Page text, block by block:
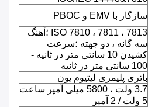
سازگار با EMV و PBOC
ISO 7810 ، 7811 ، 7813 ؛آهنگ
سه گانه ، دو جهته ؛سرعت
کشیدن 10 سانتی متر در ثانیه -
100 سانتی متر در ثانیه
باتری پلیمری لیتیوم یون
3.7 ولت ، 5800 میلی آمپر ساعت
5 ولت / 2 آمپر